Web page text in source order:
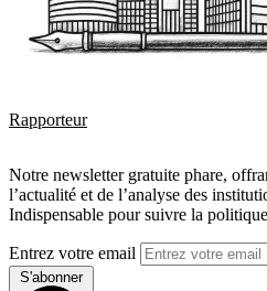
Rapporteur
Notre newsletter gratuite phare,
l’actualité et de l’analyse des
Indispensable pour suivre la
Entrez votre email
S'abonner